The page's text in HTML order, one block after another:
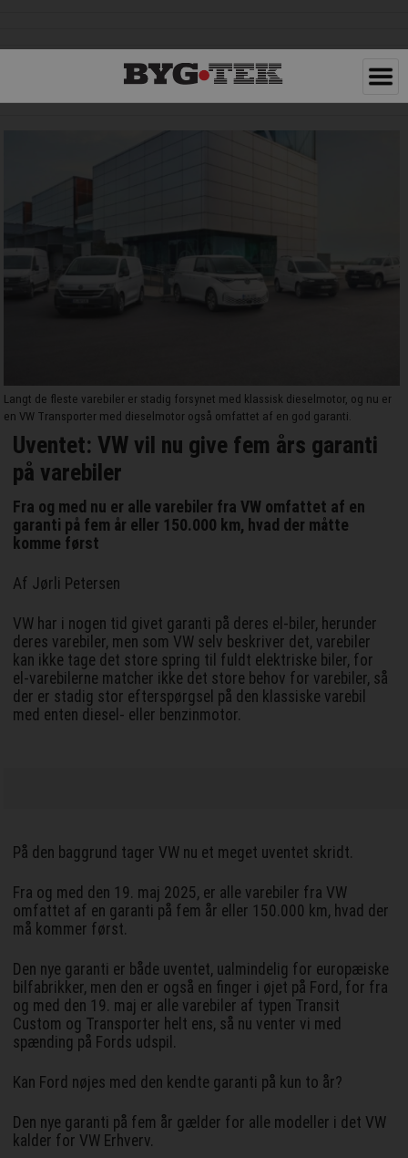
Langt de fleste varebiler er stadig forsynet med klassisk dieselmotor, og nu er
en VW Transporter med dieselmotor også omfattet af en god garanti.
Uventet: VW vil nu give fem års garanti
på varebiler
Fra og med nu er alle varebiler fra VW omfattet af en
garanti på fem år eller 150.000 km, hvad der måtte
komme først
Af Jørli Petersen
VW har i nogen tid givet garanti på deres el-biler, herunder
deres varebiler, men som VW selv beskriver det, varebiler
kan ikke tage det store spring til fuldt elektriske biler, for
el-varebilerne matcher ikke det store behov for varebiler, så
der er stadig stor efterspørgsel på den klassiske varebil
med enten diesel- eller benzinmotor.
På den baggrund tager VW nu et meget uventet skridt.
Fra og med den 19. maj 2025, er alle varebiler fra VW
omfattet af en garanti på fem år eller 150.000 km, hvad der
må kommer først.
Den nye garanti er både uventet, ualmindelig for europæiske
bilfabrikker, men den er også en finger i øjet på Ford, for fra
og med den 19. maj er alle varebiler af typen Transit
Custom og Transporter helt ens, så nu venter vi med
spænding på Fords udspil.
Kan Ford nøjes med den kendte garanti på kun to år?
Den nye garanti på fem år gælder for alle modeller i det VW
kalder for VW Erhverv.